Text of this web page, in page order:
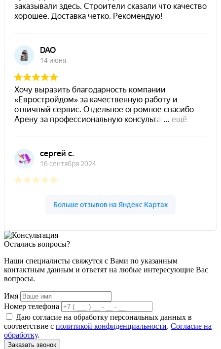
Остались вопросы?
Наши специалисты свяжутся с Вами по указанным
контактным данным и ответят на любые интересующие Вас
вопросы.
Имя
Номер телефона
Даю согласие на обработку персональных данных в
соответствие с политикой конфиденциальности. Согласие на
обработку.
Заказать звонок